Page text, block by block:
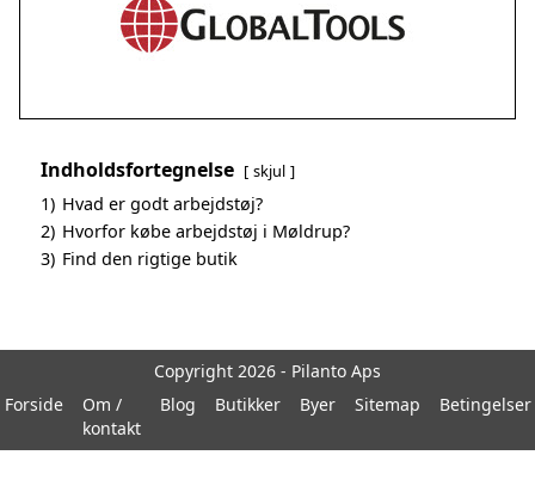
Indholdsfortegnelse skjul
1) Hvad er godt arbejdstøj?
2) Hvorfor købe arbejdstøj i Møldrup?
3) Find den rigtige butik
Copyright 2026 - Pilanto Aps
Forside
Om /
kontakt
Blog Butikker Byer Sitemap Betingelser